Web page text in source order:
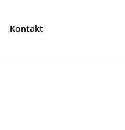
Kontakt